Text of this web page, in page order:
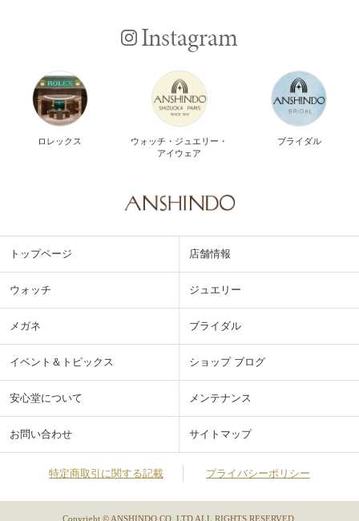
Instagram
ロレックス
ウォッチ・ジュエリー・
アイウェア
ブライダル
トップページ 店舗情報
ウォッチ ジュエリー
メガネ ブライダル
イベント＆トピックス ショップ ブログ
安心堂について メンテナンス
お問い合わせ サイトマップ
特定商取引に関する記載 プライバシーポリシー
Copyright © ANSHINDO CO.,LTD ALL RIGHTS RESERVED.